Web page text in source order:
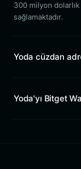
300 milyon
sağlamaktadır.
Yoda cüzdan
Yoda'yı Bitget